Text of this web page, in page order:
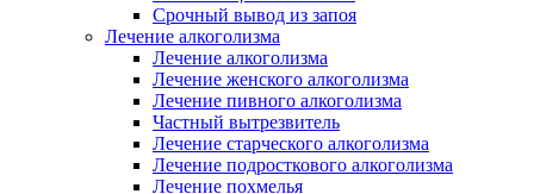
Срочный вывод из запоя
Лечение алкоголизма
Лечение алкоголизма
Лечение женского алкоголизма
Лечение пивного алкоголизма
Частный вытрезвитель
Лечение старческого алкоголизма
Лечение подросткового алкоголизма
Лечение похмелья